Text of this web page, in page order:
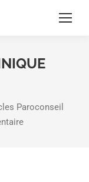
Paroconseil